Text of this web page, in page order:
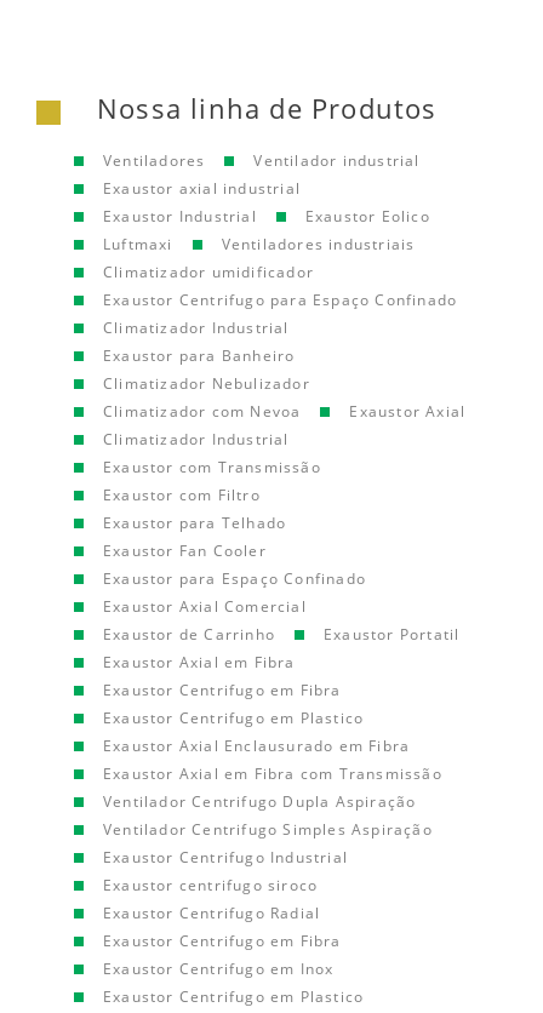
Nossa linha de Produtos
Ventiladores
Ventilador industrial
Exaustor axial industrial
Exaustor Industrial
Exaustor Eolico
Luftmaxi
Ventiladores industriais
Climatizador umidificador
Exaustor Centrifugo para Espaço Confinado
Climatizador Industrial
Exaustor para Banheiro
Climatizador Nebulizador
Climatizador com Nevoa
Exaustor Axial
Climatizador Industrial
Exaustor com Transmissão
Exaustor com Filtro
Exaustor para Telhado
Exaustor Fan Cooler
Exaustor para Espaço Confinado
Exaustor Axial Comercial
Exaustor de Carrinho
Exaustor Portatil
Exaustor Axial em Fibra
Exaustor Centrifugo em Fibra
Exaustor Centrifugo em Plastico
Exaustor Axial Enclausurado em Fibra
Exaustor Axial em Fibra com Transmissão
Ventilador Centrifugo Dupla Aspiração
Ventilador Centrifugo Simples Aspiração
Exaustor Centrifugo Industrial
Exaustor centrifugo siroco
Exaustor Centrifugo Radial
Exaustor Centrifugo em Fibra
Exaustor Centrifugo em Inox
Exaustor Centrifugo em Plastico